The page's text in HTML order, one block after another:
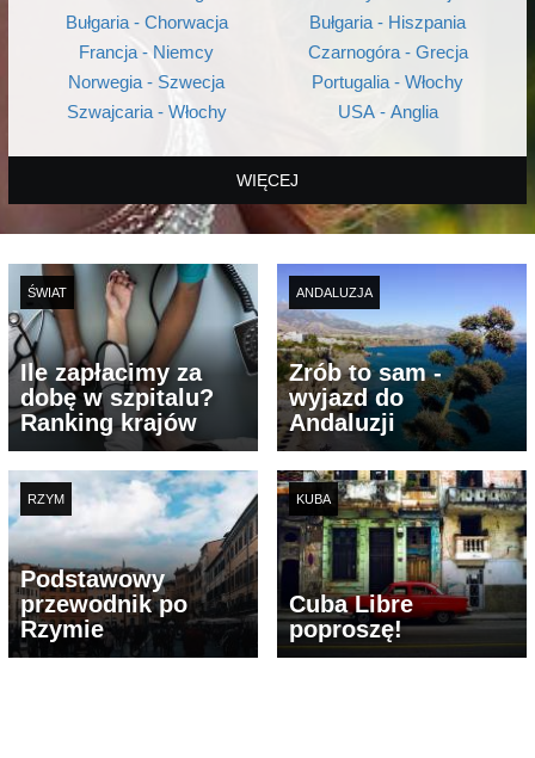
Bułgaria - Chorwacja
Francja - Niemcy
Norwegia - Szwecja
Szwajcaria - Włochy
Bułgaria - Hiszpania
Czarnogóra - Grecja
Portugalia - Włochy
USA - Anglia
WIĘCEJ
ŚWIAT
Ile zapłacimy za
dobę w szpitalu?
Ranking krajów
ANDALUZJA
Zrób to sam -
wyjazd do
Andaluzji
RZYM
Podstawowy
przewodnik po
Rzymie
KUBA
Cuba Libre
poproszę!